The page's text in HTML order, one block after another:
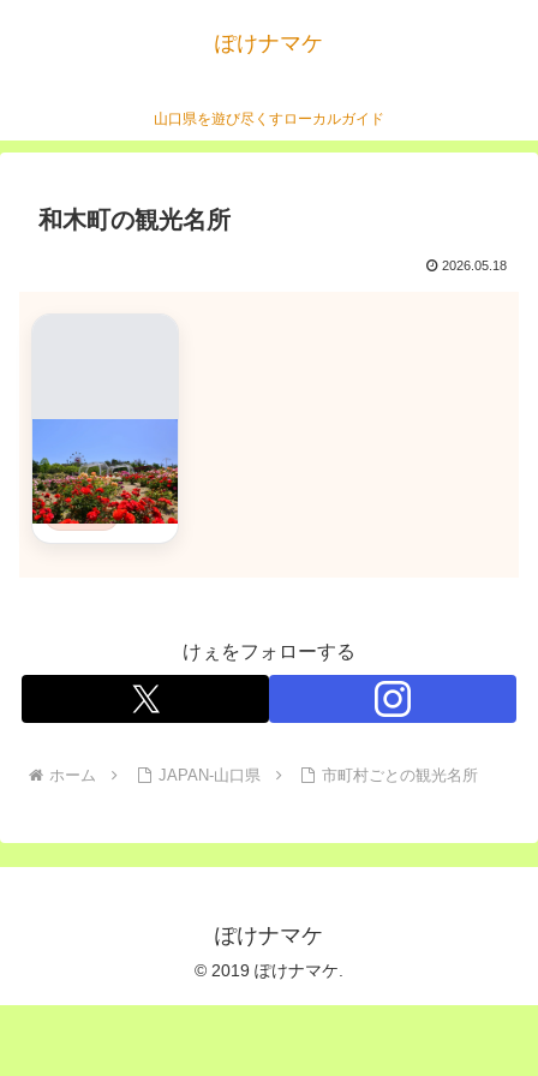
ぽけナマケ
山口県を遊び尽くすローカルガイド
和木町の観光名所
2026.05.18
和木町 / 総合公園 /
遊具 / バラ園
おすすめ
けぇをフォローする
ホーム JAPAN-山口県 市町村ごとの観光名所
ぽけナマケ
© 2019 ぽけナマケ.